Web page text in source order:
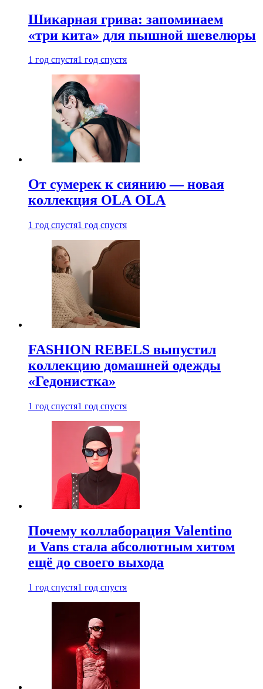
Шикарная грива: запоминаем
«три кита» для пышной шевелюры
1 год спустя1 год спустя
От сумерек к сиянию — новая
коллекция OLA OLA
1 год спустя1 год спустя
FASHION REBELS выпустил
коллекцию домашней одежды
«Гедонистка»
1 год спустя1 год спустя
Почему коллаборация Valentino
и Vans стала абсолютным хитом
ещё до своего выхода
1 год спустя1 год спустя